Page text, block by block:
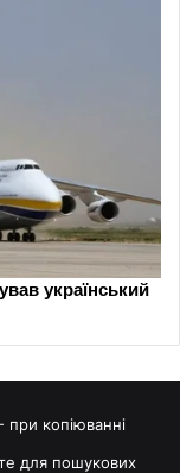
при копіюванні
для пошукових